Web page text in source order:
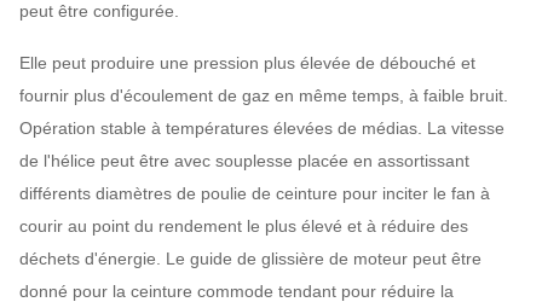
peut être configurée.
Elle peut produire une pression plus élevée de débouché et
fournir plus d'écoulement de gaz en même temps, à faible bruit.
Opération stable à températures élevées de médias. La vitesse
de l'hélice peut être avec souplesse placée en assortissant
différents diamètres de poulie de ceinture pour inciter le fan à
courir au point du rendement le plus élevé et à réduire des
déchets d'énergie. Le guide de glissière de moteur peut être
donné pour la ceinture commode tendant pour réduire la